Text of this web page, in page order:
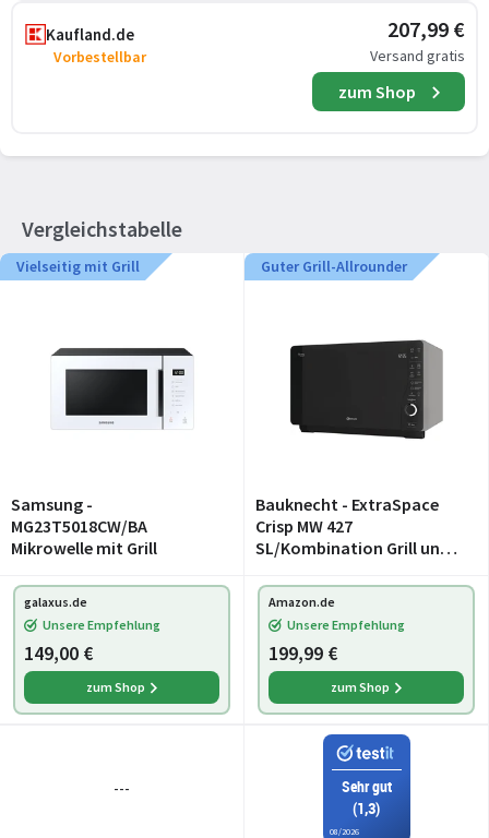
Kaufland.de
Vorbestellbar
207,99 €
Versand gratis
zum Shop
Vergleichstabelle
Vielseitig mit Grill
Samsung -
MG23T5018CW/BA
Mikrowelle mit Grill
Guter Grill-Allrounder
Bauknecht - ExtraSpace
Crisp MW 427
SL/Kombination Grill und
Flexibilität-Ohne
Drehteller/ 800 W/ 25 L
Garraum/Grill 1000
W/Crisp-Funktion/Dam
galaxus.de
Unsere Empfehlung
149,00 €
zum Shop
Amazon.de
Unsere Empfehlung
199,99 €
zum Shop
---
Sehr gut
(1,3)
08/2026